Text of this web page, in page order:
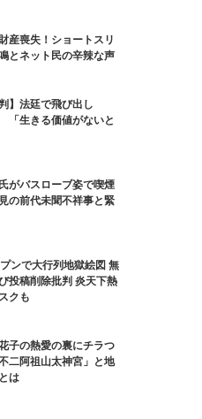
産喪失！ショートスリ
とネット民の辛辣な声
】法廷で飛び出し
「生きる価値がないと
がバスローブ姿で喫煙
の前代未聞不祥事と緊
ンで大行列地獄絵図 無
投稿削除批判 炎天下熱
クも
子の熱愛の裏にチラつ
二阿祖山太神宮」と地
は